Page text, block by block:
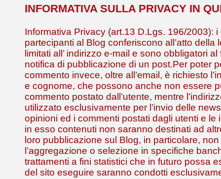
INFORMATIVA SULLA PRIVACY IN
Informativa Privacy (art.13 D.Lgs. 196/2003): i
partecipanti al Blog conferiscono all’atto della
limitati all’ indirizzo e-mail e sono obbligatori
notifica di pubblicazione di un post.Per poter
commento invece, oltre all’email, è richiesto
e cognome, che possono anche non essere
commento postato dall’utente, mentre
utilizzato esclusivamente per l’invio delle
opinioni ed i commenti postati dagli utenti e le
in esso contenuti non saranno destinati ad
loro pubblicazione sul Blog, in particolare,
l’aggregazione o selezione in specifiche
trattamenti a fini statistici che in futuro possa
del sito eseguire saranno condotti